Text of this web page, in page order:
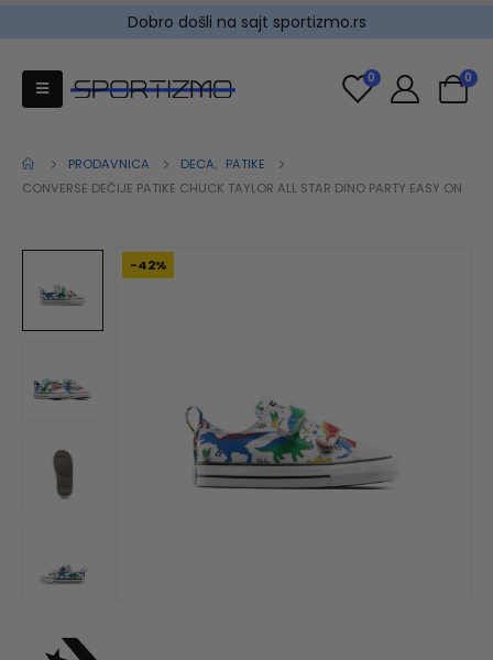
Dobro došli na sajt sportizmo.rs
0 0
PRODAVNICA DECA, PATIKE
CONVERSE DEČIJE PATIKE CHUCK TAYLOR ALL STAR DINO PARTY EASY ON
-42%